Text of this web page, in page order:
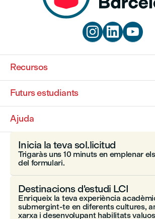
  
Recursos
Futurs estudiants
Ajuda
Inicia la teva sol.licitud
Trigaràs uns 10 minuts en emplenar
del formulari.
Destinacions d'estudi LCI
Enriqueix la teva experiència
submergint-te en diferents cultures,
xarxa i desenvolupant habilitats